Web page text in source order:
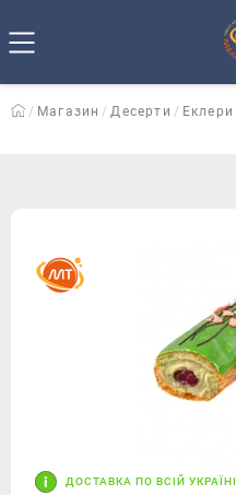
Магазин Десерти Еклери
ДОСТАВКА ПО ВСІЙ УКРАЇНІ